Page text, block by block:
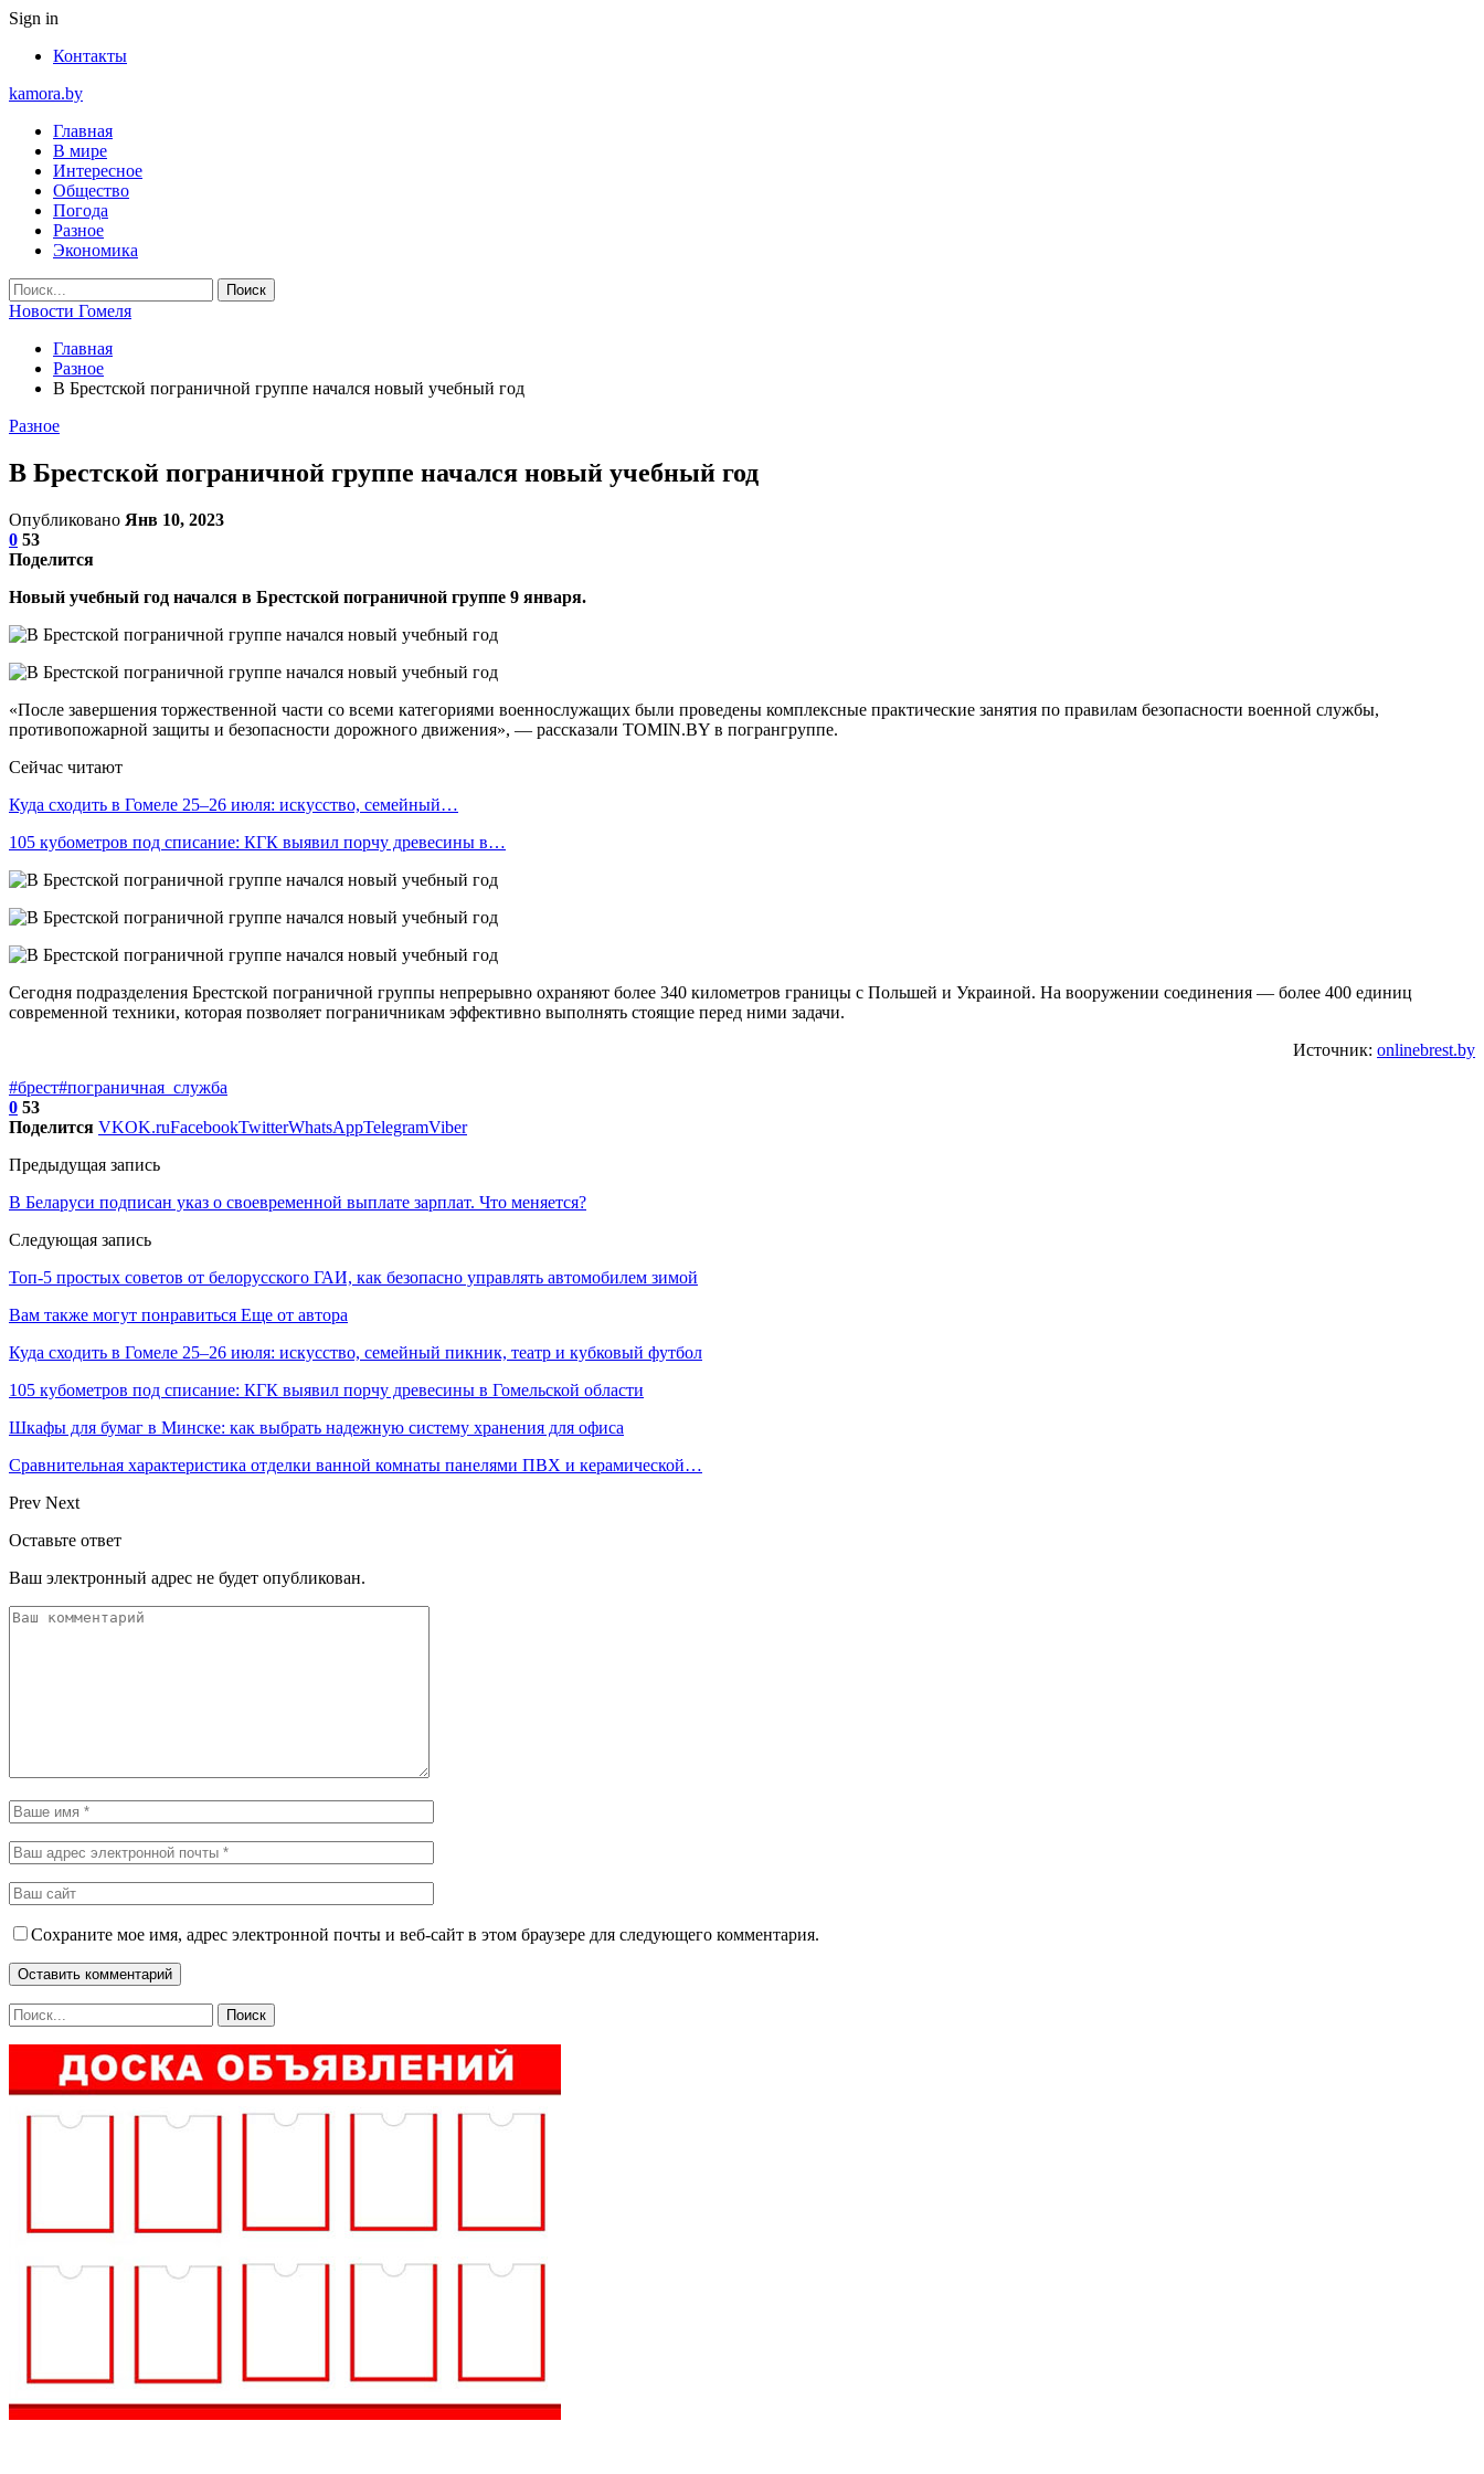
Sign in
Контакты
kamora.by
Главная
В мире
Интересное
Общество
Погода
Разное
Экономика
Новости Гомеля
Главная
Разное
В Брестской пограничной группе начался новый учебный год
Разное
В Брестской пограничной группе начался новый учебный год
Опубликовано Янв 10, 2023
0 53
Поделится
Новый учебный год начался в Брестской пограничной группе 9 января.
«После завершения торжественной части со всеми категориями военнослужащих были проведены комплексные практические занятия по правилам безопасности военной службы,
противопожарной защиты и безопасности дорожного движения», — рассказали TOMIN.BY в погрангруппе.
Сейчас читают
Куда сходить в Гомеле 25–26 июля: искусство, семейный…
105 кубометров под списание: КГК выявил порчу древесины в…
Сегодня подразделения Брестской пограничной группы непрерывно охраняют более 340 километров границы с Польшей и Украиной. На вооружении соединения — более 400 единиц
современной техники, которая позволяет пограничникам эффективно выполнять стоящие перед ними задачи.
Источник: onlinebrest.by
#брест#пограничная_служба
0 53
Поделится VKOK.ruFacebookTwitterWhatsAppTelegramViber
Предыдущая запись
В Беларуси подписан указ о своевременной выплате зарплат. Что меняется?
Следующая запись
Топ-5 простых советов от белорусского ГАИ, как безопасно управлять автомобилем зимой
Вам также могут понравиться Еще от автора
Куда сходить в Гомеле 25–26 июля: искусство, семейный пикник, театр и кубковый футбол
105 кубометров под списание: КГК выявил порчу древесины в Гомельской области
Шкафы для бумаг в Минске: как выбрать надежную систему хранения для офиса
Сравнительная характеристика отделки ванной комнаты панелями ПВХ и керамической…
Prev Next
Оставьте ответ
Ваш электронный адрес не будет опубликован.
Сохраните мое имя, адрес электронной почты и веб-сайт в этом браузере для следующего комментария.